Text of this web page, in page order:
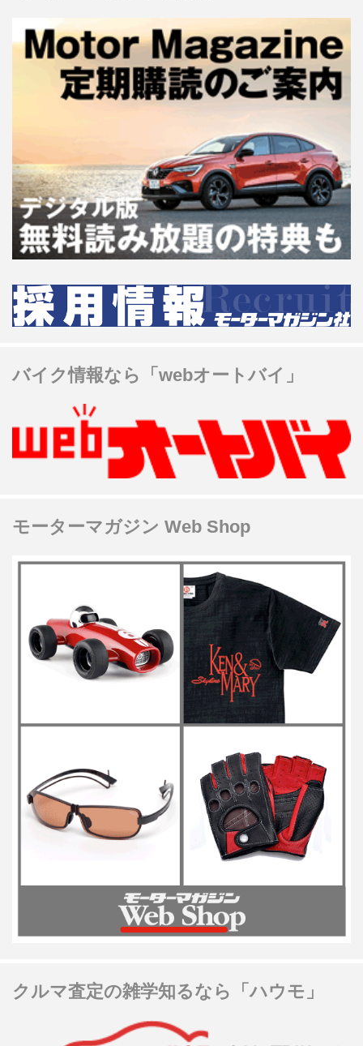
バイク情報なら「webオートバイ」
モーターマガジン Web Shop
クルマ査定の雑学知るなら「ハウモ」